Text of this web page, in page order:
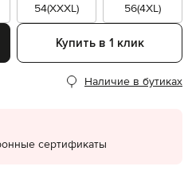
54(XXXL) 56(4XL)
Купить в 1 клик
Наличие в бутиках
сертификаты